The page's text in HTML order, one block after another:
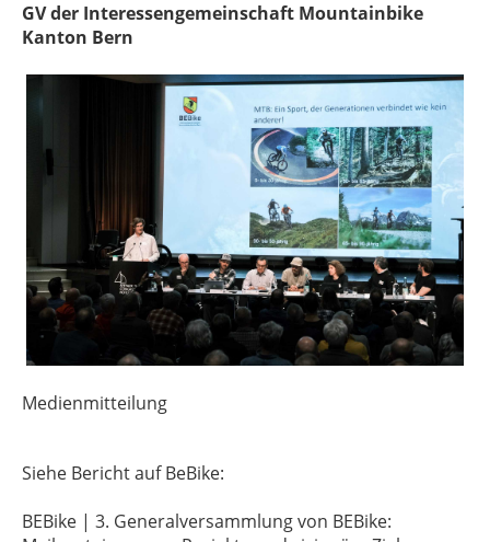
GV der Interessengemeinschaft Mountainbike
Kanton Bern
Medienmitteilung
Siehe Bericht auf BeBike:
BEBike | 3. Generalversammlung von BEBike: